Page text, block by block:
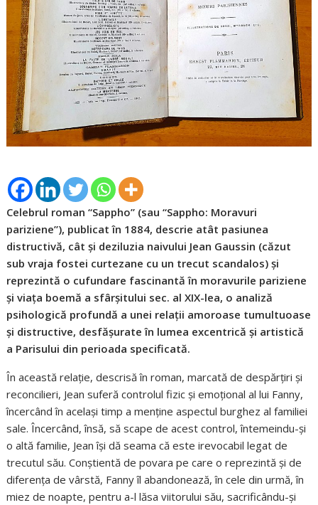
Celebrul roman “Sappho” (sau “Sappho: Moravuri
pariziene”), publicat în 1884, descrie atât pasiunea
distructivă, cât și deziluzia naivului Jean Gaussin (căzut
sub vraja fostei curtezane cu un trecut scandalos) și
reprezintă o cufundare fascinantă în moravurile pariziene
și viața boemă a sfârșitului sec. al XIX-lea, o analiză
psihologică profundă a unei relații amoroase tumultuoase
și distructive, desfășurate în lumea excentrică și artistică
a Parisului din perioada specificată.
În această relație, descrisă în roman, marcată de despărțiri și
reconcilieri, Jean suferă controlul fizic și emoțional al lui Fanny,
încercând în același timp a menține aspectul burghez al familiei
sale. Încercând, însă, să scape de acest control, întemeindu-și
o altă familie, Jean își dă seama că este irevocabil legat de
trecutul său. Conștientă de povara pe care o reprezintă și de
diferența de vârstă, Fanny îl abandonează, în cele din urmă, în
miez de noapte, pentru a-l lăsa viitorului său, sacrificându-și